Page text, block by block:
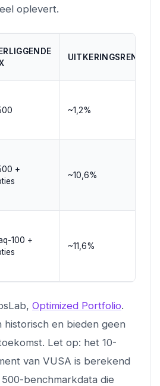
oplevert.
~1,2%
+
~10,6%
100 +
~11,6%
Optimized Portfolio.
historisch en bieden geen
Let op: het 10-
van VUSA is berekend
benchmarkdata die